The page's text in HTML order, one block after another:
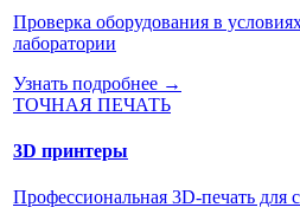
Проверка оборудования в
лаборатории
Узнать подробнее →
ТОЧНАЯ ПЕЧАТЬ
3D принтеры
Профессиональная 3D-печать для